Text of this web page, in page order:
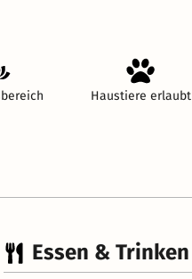
Haustiere erlaubt
Essen & Trinken